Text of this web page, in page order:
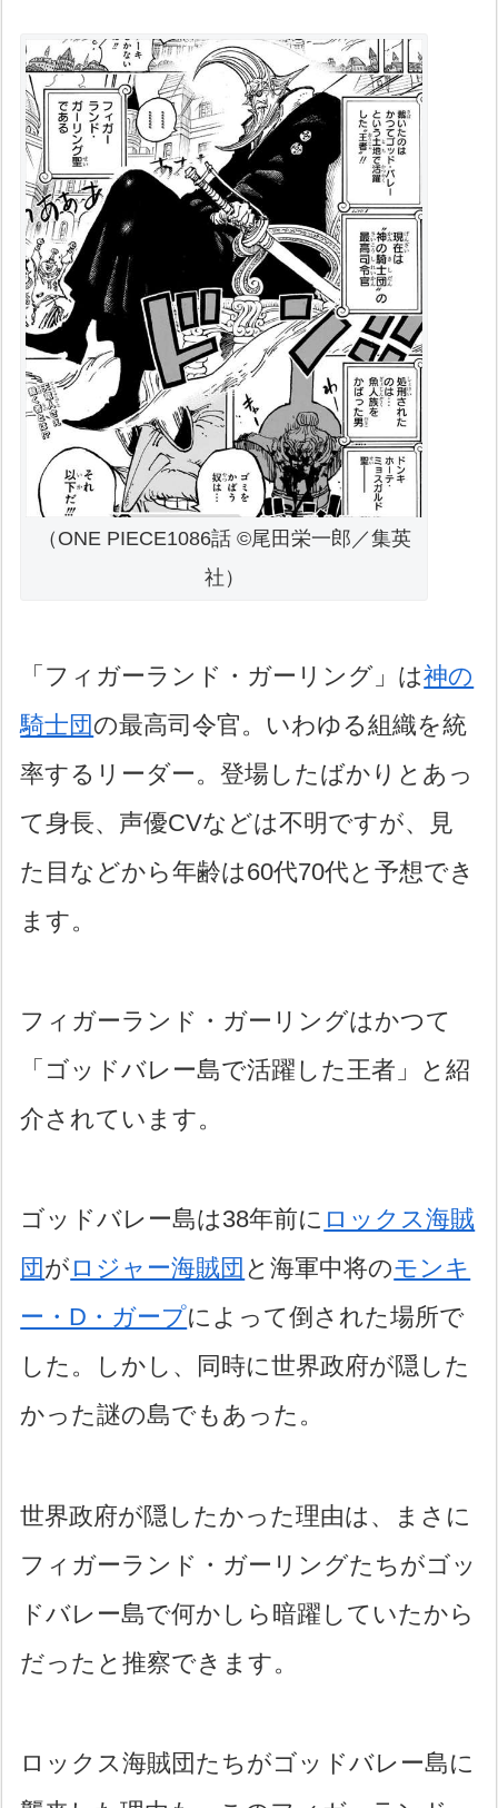
（ONE PIECE1086話 ©尾田栄一郎／集英
社）
「フィガーランド・ガーリング」は神の
騎士団の最高司令官。いわゆる組織を統
率するリーダー。登場したばかりとあっ
て身長、声優CVなどは不明ですが、見
た目などから年齢は60代70代と予想でき
ます。
フィガーランド・ガーリングはかつて
「ゴッドバレー島で活躍した王者」と紹
介されています。
ゴッドバレー島は38年前に ロックス海賊
団 が ロジャー海賊団 と海軍中将のモンキ
ー・D・ガープによって倒された場所で
した。しかし、同時に世界政府が隠した
かった謎の島でもあった。
世界政府が隠したかった理由は、まさに
フィガーランド・ガーリングたちがゴッ
ドバレー島で何かしら暗躍していたから
だったと推察できます。
ロックス海賊団たちがゴッドバレー島に